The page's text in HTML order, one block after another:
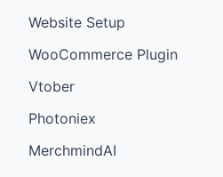
Website Setup
WooCommerce Plugin
Vtober
Photoniex
MerchmindAI